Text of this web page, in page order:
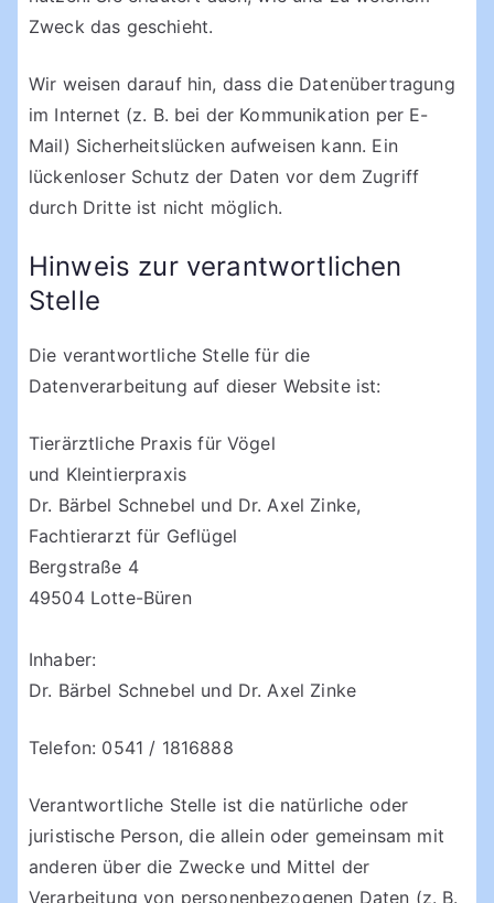
Zweck das geschieht.
Wir weisen darauf hin, dass die Datenübertragung
im Internet (z. B. bei der Kommunikation per E-
Mail) Sicherheitslücken aufweisen kann. Ein
lückenloser Schutz der Daten vor dem Zugriff
durch Dritte ist nicht möglich.
Hinweis zur verantwortlichen
Stelle
Die verantwortliche Stelle für die
Datenverarbeitung auf dieser Website ist:
Tierärztliche Praxis für Vögel
und Kleintierpraxis
Dr. Bärbel Schnebel und Dr. Axel Zinke,
Fachtierarzt für Geflügel
Bergstraße 4
49504 Lotte-Büren
Inhaber:
Dr. Bärbel Schnebel und Dr. Axel Zinke
Telefon: 0541 / 1816888
Verantwortliche Stelle ist die natürliche oder
juristische Person, die allein oder gemeinsam mit
anderen über die Zwecke und Mittel der
Verarbeitung von personenbezogenen Daten (z. B.